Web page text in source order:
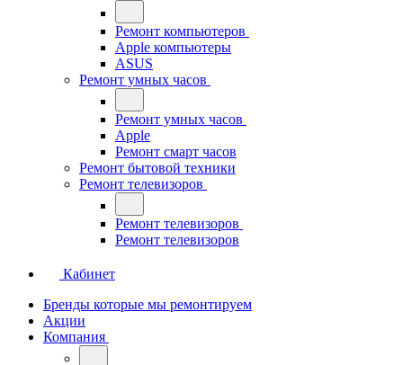
Ремонт компьютеров
Apple компьютеры
ASUS
Ремонт умных часов
Ремонт умных часов
Apple
Ремонт смарт часов
Ремонт бытовой техники
Ремонт телевизоров
Ремонт телевизоров
Ремонт телевизоров
Кабинет
Бренды которые мы ремонтируем
Акции
Компания